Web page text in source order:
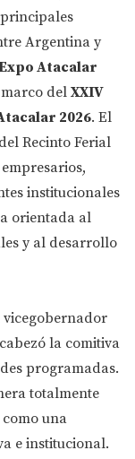
Argentina y
Atacalar
del XXIV
2026. El
Recinto Ferial
institucionales
orientada al
y al desarrollo
la comitiva
programadas.
totalmente
una
e institucional.